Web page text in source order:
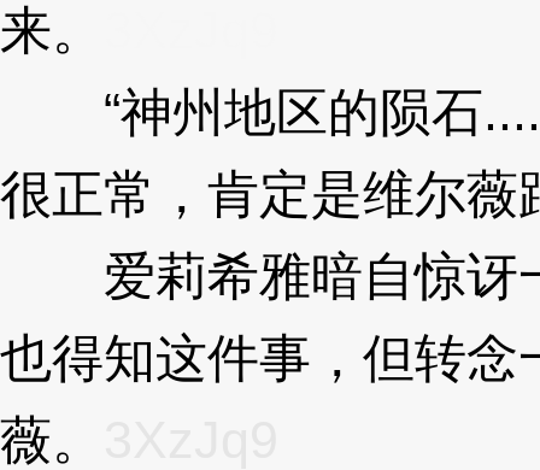
来。
“神州地区的陨石....
很正常，肯定是维尔薇
爱莉希雅暗自惊讶
也得知这件事，但转
薇。